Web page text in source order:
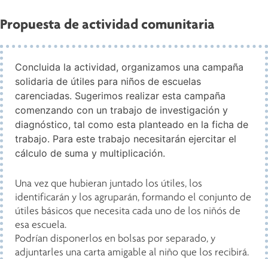
Propuesta de actividad comunitaria
Concluida la actividad, organizamos una campaña
solidaria de útiles para niños de escuelas
carenciadas. Sugerimos realizar esta campaña
comenzando con un trabajo de investigación y
diagnóstico, tal como esta planteado en la ficha de
trabajo. Para este trabajo necesitarán ejercitar el
cálculo de suma y multiplicación.
Una vez que hubieran juntado los útiles, los
identificarán y los agruparán, formando el conjunto de
útiles básicos que necesita cada uno de los niñós de
esa escuela.
Podrían disponerlos en bolsas por separado, y
adjuntarles una carta amigable al niño que los recibirá.